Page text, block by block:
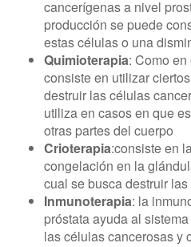
cancerígenas a nivel
producción se puede
estas células o una
Quimioterapia: Como
consiste en utilizar
destruir las células
utiliza en casos en que
otras partes del cuerpo
Crioterapia:consiste en
congelación en la
cual se busca destruir
Inmunoterapia: la
próstata ayuda al
las células cancerosas y